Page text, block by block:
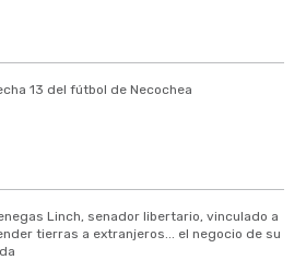
13 del fútbol de Necochea
Linch, senador libertario, vinculado a
tierras a extranjeros... el negocio de su